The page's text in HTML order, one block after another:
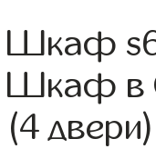
Шкаф
Шкаф в
(4 двери)